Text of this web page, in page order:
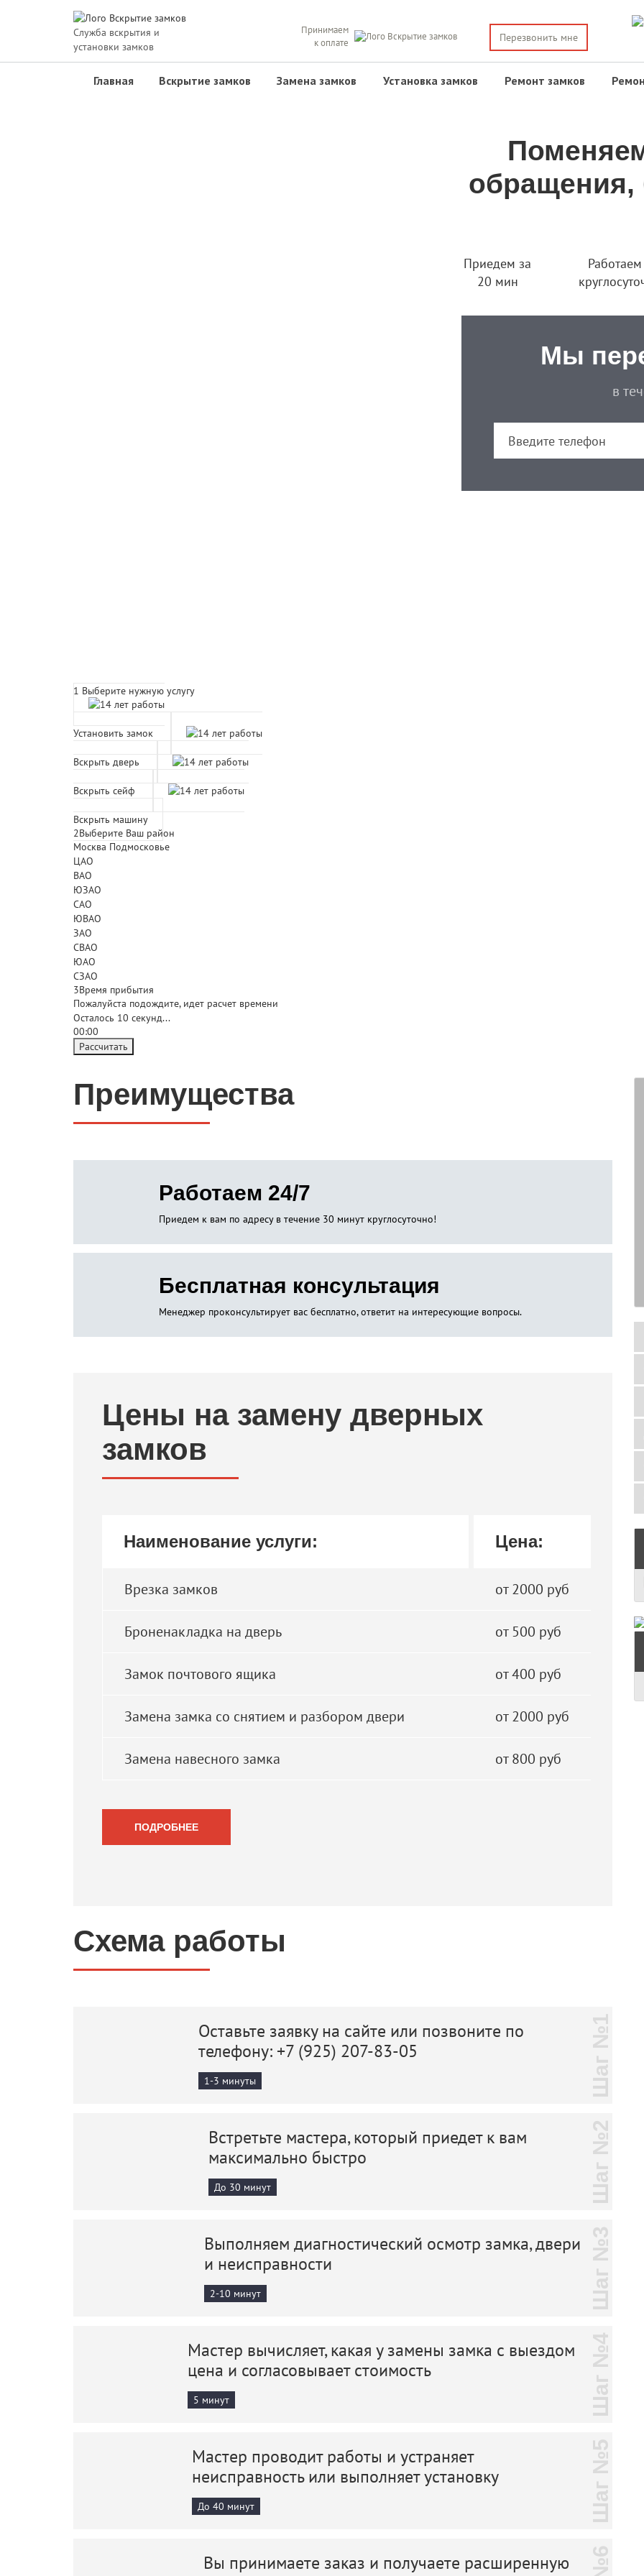
Служба вскрытия и
установки замков
Принимаем
к оплате
Перезвонить мне
Главная Вскрытие замков Замена замков Установка замков Ремонт замков
обращения,
Приедем за
20 мин
Работаем
Мы
в
1 Выберите нужную услугу
Установить замок
Вскрыть дверь
Вскрыть сейф
Вскрыть машину
2Выберите Ваш район
Москва Подмосковье
ЦАО
ВАО
ЮЗАО
САО
ЮВАО
ЗАО
СВАО
ЮАО
СЗАО
3Время прибытия
Пожалуйста подождите, идет расчет времени
Осталось 10 секунд...
00:00
Рассчитать
Преимущества
Работаем 24/7
Приедем к вам по адресу в течение 30 минут круглосуточно!
Бесплатная консультация
Менеджер проконсультирует вас бесплатно, ответит на интересующие вопросы.
Схема работы
Оставьте заявку на сайте или позвоните по
телефону: +7 (925) 207-83-05
1-3 минуты Шаг №1
Встретьте мастера, который приедет к вам
максимально быстро
До 30 минут Шаг №2
Выполняем диагностический осмотр замка, двери
и неисправности
2-10 минут Шаг №3
Мастер вычисляет, какая у замены замка с выездом
цена и согласовывает стоимость
5 минут Шаг №4
Мастер проводит работы и устраняет
неисправность или выполняет установку
До 40 минут Шаг №5
Вы принимаете заказ и получаете расширенную
Цены на замену дверных
замков
Наименование услуги: Цена:
Врезка замков от 2000 руб
Броненакладка на дверь от 500 руб
Замок почтового ящика от 400 руб
Замена замка со снятием и разбором двери от 2000 руб
Замена навесного замка от 800 руб
ПОДРОБНЕЕ